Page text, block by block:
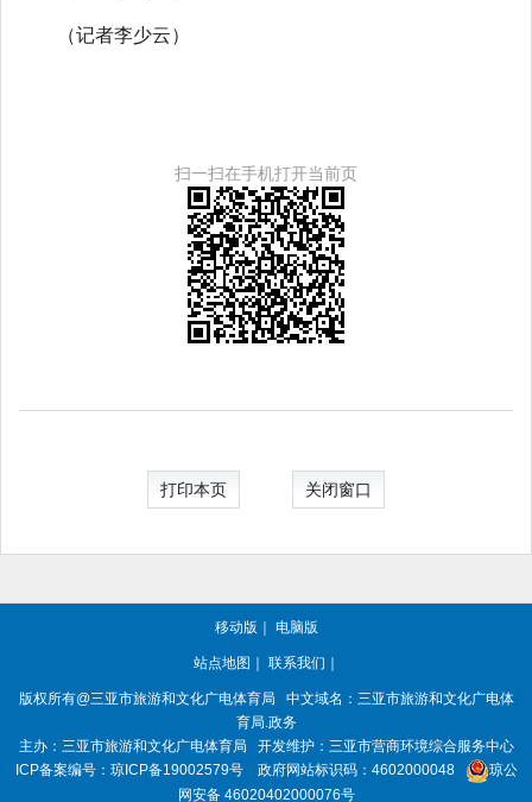
（记者李少云）
扫一扫在手机打开当前页
打印本页 关闭窗口
移动版 电脑版
站点地图 联系我们
版权所有@三亚市旅游和文化广电体育局
中文域名：三亚市旅游和文化广电体
育局.政务
主办：三亚市旅游和文化广电体育局
开发维护：三亚市营商环境综合服务中心
ICP备案编号： 琼ICP备19002579号 政府网站标识码： 4602000048
琼公
网安备 46020402000076号